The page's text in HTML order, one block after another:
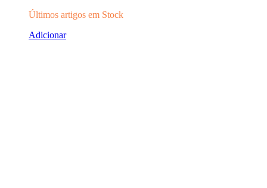
Últimos artigos em Stock
Adicionar